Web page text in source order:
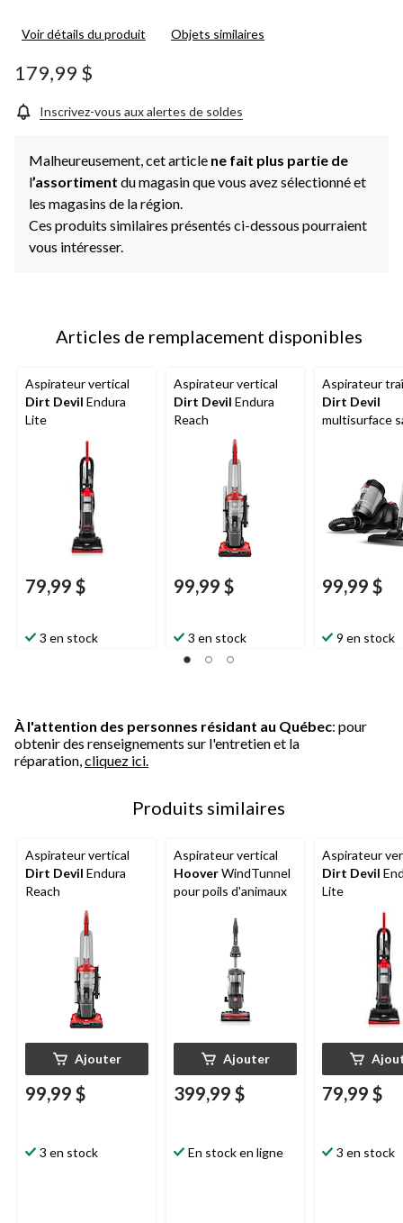
Voir détails du produit Objets similaires
179,99 $
Inscrivez-vous aux alertes de soldes
Malheureusement, cet article ne fait plus partie de
l’assortiment du magasin que vous avez sélectionné et
les magasins de la région.
Ces produits similaires présentés ci-dessous pourraient
vous intéresser.
Articles de remplacement disponibles
Aspirateur vertical
Dirt Devil Endura
Lite
79,99 $
3 en stock
Aspirateur vertical
Dirt Devil Endura
Reach
99,99 $
3 en stock
Aspirateur
Dirt Devil
multisurface
99,99 $
9 en stock
À l'attention des personnes résidant au Québec: pour
obtenir des renseignements sur l'entretien et la
réparation, cliquez ici.
Produits similaires
Aspirateur vertical
Dirt Devil Endura
Reach
Ajouter
99,99 $
3 en stock
Aspirateur vertical
HooverWindTunnel
pour poils d'animaux
Ajouter
399,99 $
En stock en ligne
Aspirateur
Dirt Devil
Lite
79,99 $
3 en stock